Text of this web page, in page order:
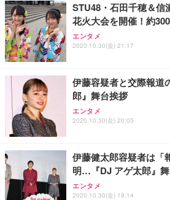
STU48・石田千穂＆信
花火大会を開催！約
エンタメ
2020.10.30(金) 21:17
伊藤容疑者と交際報道
郎』舞台挨拶
エンタメ
2020.10.30(金) 20:05
伊藤健太郎容疑者は「
明…『DJ アゲ太郎』
エンタメ
2020.10.30(金) 19:14